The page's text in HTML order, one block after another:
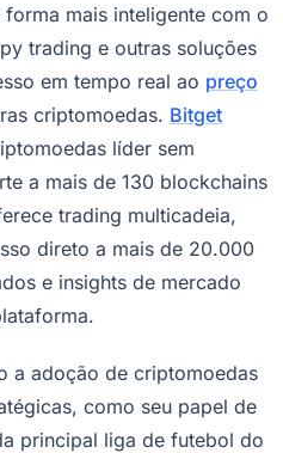
mais inteligente com o
trading e outras soluções
em tempo real ao preço
criptomoedas. Bitget
líder sem
a mais de 130 blockchains
trading multicadeia,
direto a mais de 20.000
e insights de mercado
a adoção de criptomoedas
como seu papel de
principal liga de futebol do